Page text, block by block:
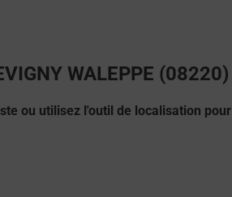
WALEPPE (08220)
ou utilisez l'outil de localisation pour